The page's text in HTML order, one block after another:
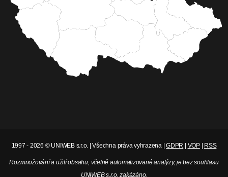
1997 - 2026 © UNIWEB s.r.o. | Všechna práva vyhrazena |GDPR | VOP| RSS
Rozmnožování a užití obsahu, včetně automatizované analýzy, je bez souhlasu
UNIWEB s.r.o. zakázáno.